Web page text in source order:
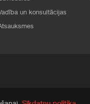
un konsultācijas